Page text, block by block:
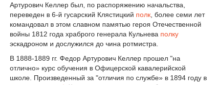
Артурович Келлер был, по распоряжению начальства,
переведен в 6-й гусарский Клястицкий полк , более семи лет
командовал в этом славном памятью героя Отечественной
войны 1812 года храброго генерала Кульнева полку
эскадроном и дослужился до чина ротмистра.
В 1888-1889 гг. Федор Артурович Келлер прошел "на
отлично» курс обучения в Офицерской кавалерийской
школе. Произведенный за "отличия по службе» в 1894 году в